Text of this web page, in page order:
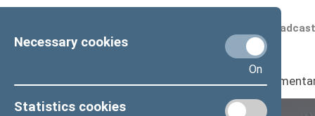
Necessary cookies
On
Statistics cookies
Scheduled
Seimas I